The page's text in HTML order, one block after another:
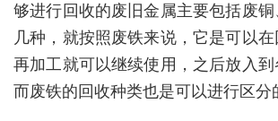
够进行回收的废旧金属主要包括废
几种，就按照废铁来说，它是可以
再加工就可以继续使用，之后放入到
而废铁的回收种类也是可以进行区分